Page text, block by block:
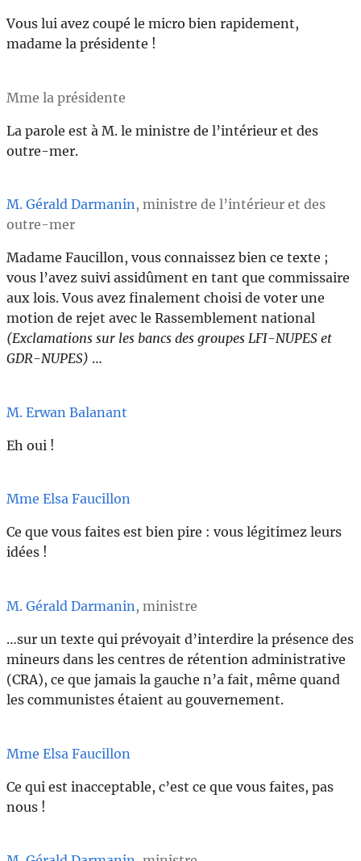
Vous lui avez coupé le micro bien rapidement,
madame la présidente !
Mme la présidente
La parole est à M. le ministre de l’intérieur et des
outre-mer.
M. Gérald Darmanin, ministre de l’intérieur et des
outre-mer
Madame Faucillon, vous connaissez bien ce texte ;
vous l’avez suivi assidûment en tant que commissaire
aux lois. Vous avez finalement choisi de voter une
motion de rejet avec le Rassemblement national
(Exclamations sur les bancs des groupes LFI-NUPES et
GDR-NUPES) …
M. Erwan Balanant
Eh oui !
Mme Elsa Faucillon
Ce que vous faites est bien pire : vous légitimez leurs
idées !
M. Gérald Darmanin , ministre
…sur un texte qui prévoyait d’interdire la présence des
mineurs dans les centres de rétention administrative
(CRA), ce que jamais la gauche n’a fait, même quand
les communistes étaient au gouvernement.
Mme Elsa Faucillon
Ce qui est inacceptable, c’est ce que vous faites, pas
nous !